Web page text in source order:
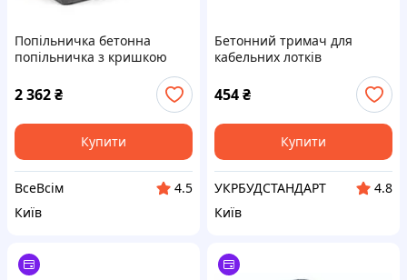
Попільничка бетонна
попільничка з кришкою
геометрична попільничка
зовнішня попільничка,
інструмент для куріння з
внутрішнім лотком
2 362₴
Купити
ВсеВсім
4.5
Київ
Бетонний тримач для
кабельних лотків
454₴
Купити
УКРБУДСТАНДАРТ
4.8
Київ